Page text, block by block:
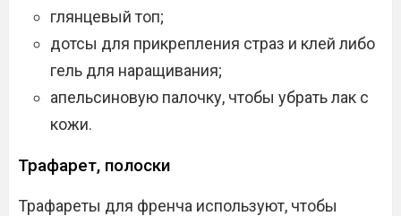
глянцевый топ;
дотсы для прикрепления страз и клей либо
гель для наращивания;
апельсиновую палочку, чтобы убрать лак с
кожи.
Трафарет, полоски
Трафареты для френча используют, чтобы